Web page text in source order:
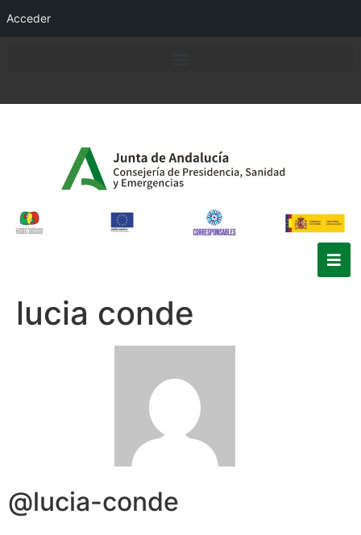
Acceder
lucia conde
@lucia-conde